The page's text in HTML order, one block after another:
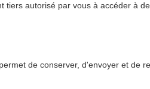
tiers autorisé par vous à accéder à
de conserver, d'envoyer et de